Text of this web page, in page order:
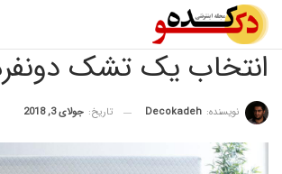
یک تشک دونفره
دکوراسیون Decokadeh تاریخ: جولای 3, 2018